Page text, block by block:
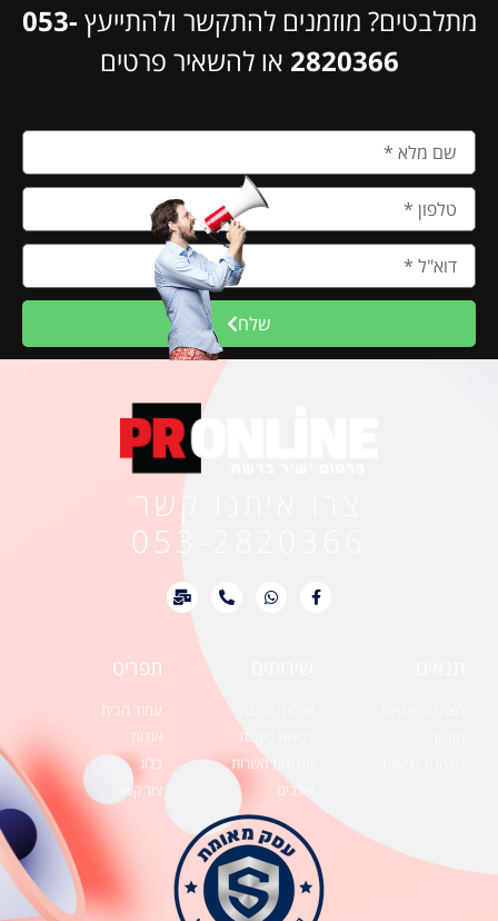
מתלבטים? מוזמנים להתקשר ולהתייעץ 053-
2820366 או להשאיר פרטים
שלח
תפריט
עמוד הבית
אודות
בלוג
צור קשר
רכישת כתבות
יתרונות השרות
שלבים
צרו איתנו קשר
053-2820366